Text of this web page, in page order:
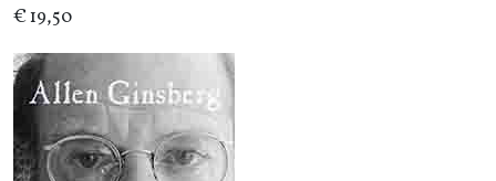
€ 19,50